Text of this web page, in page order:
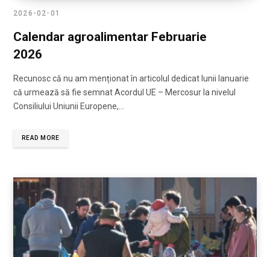
2026-02-01
Calendar agroalimentar Februarie
2026
Recunosc că nu am menționat în articolul dedicat lunii Ianuarie
că urmează să fie semnat Acordul UE – Mercosur la nivelul
Consiliului Uniunii Europene,…
READ MORE